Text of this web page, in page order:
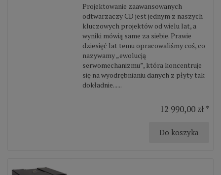
Projektowanie zaawansowanych
odtwarzaczy CD jest jednym z naszych
kluczowych projektów od wielu lat, a
wyniki mówią same za siebie. Prawie
dziesięć lat temu opracowaliśmy coś, co
nazywamy „ewolucją
serwomechanizmu”, która koncentruje
się na wyodrębnianiu danych z płyty tak
dokładnie......
12 990,00 zł *
Do koszyka